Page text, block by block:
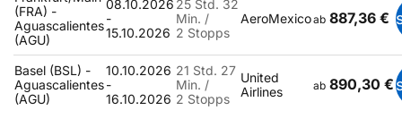
(FRA) -
Aguascalientes
(AGU)
08.10.2026
-
15.10.2026
25 Std. 32
Min. /
2 Stopps
AeroMexicoab 887,36 €
Basel (BSL) -
Aguascalientes
(AGU)
10.10.2026
-
16.10.2026
21 Std. 27
Min. /
2 Stopps
United
Airlines
ab 890,30 €